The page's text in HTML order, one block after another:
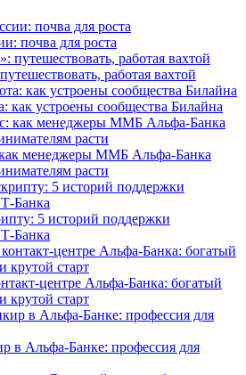
почва для роста
работая вахтой
как устроены сообщества Билайна
менеджеры ММБ Альфа-Банка
расти
5 историй поддержки
Банка
центре Альфа-Банка: богатый
старт
в Альфа-Банке: профессия для